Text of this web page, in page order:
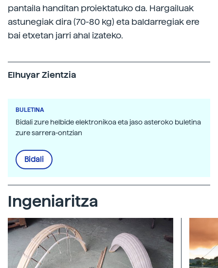
pantaila handitan proiektatuko da. Hargailuak
astunegiak dira (70-80 kg) eta baldarregiak ere
bai etxetan jarri ahal izateko.
Elhuyar Zientzia
BULETINA
Bidali zure helbide elektronikoa eta jaso asteroko buletina
zure sarrera-ontzian
Bidali
Ingeniaritza